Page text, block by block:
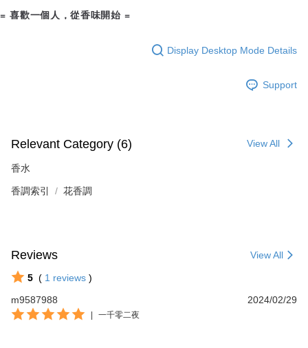
= 喜歡一個人，從香味開始 =
Display Desktop Mode Details
Support
Relevant Category (6) View All
香水
香調索引 花香調
Reviews View All
5 ( 1 reviews )
m9587988
2024/02/29
一千零二夜